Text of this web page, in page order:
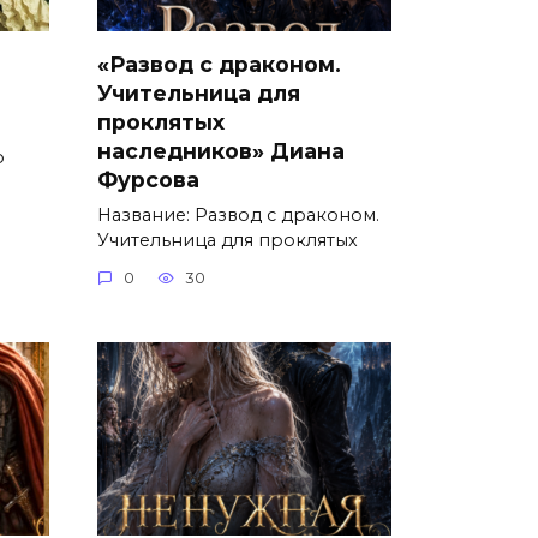
«Развод с драконом.
Учительница для
проклятых
наследников» Диана
Фурсова
Название: Развод с драконом.
Учительница для проклятых
0 30